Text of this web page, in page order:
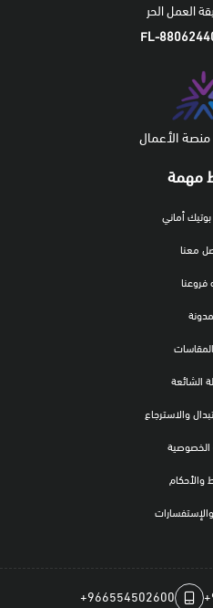
مهمة
أماني
معنا
فروعنا
الشائعة
والاسترجاع
والأحكام
العمل الحر
FL-
الأعمال
+966554502600